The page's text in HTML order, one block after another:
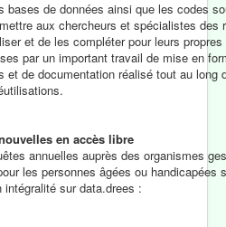
bases de données ainsi que les codes
aux chercheurs et spécialistes des
et de les compléter pour leurs
par un important travail de mise en
de documentation réalisé tout au long
en accès libre
annuelles auprès des organismes
les personnes âgées ou handicapées
sur data.drees :